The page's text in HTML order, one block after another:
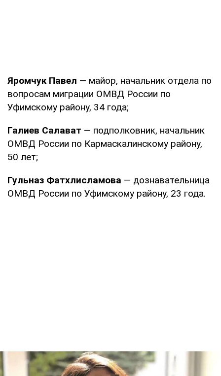
Яромчук Павел — майор, начальник отдела по
вопросам миграции ОМВД России по
Уфимскому району, 34 года;
Галиев Салават — подполковник, начальник
ОМВД России по Кармаскалинскому району,
50 лет;
Гульназ Фатхлисламова — дознавательница
ОМВД России по Уфимскому району, 23 года.